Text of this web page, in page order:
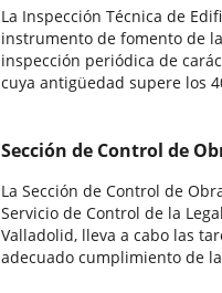
La Inspección Técnica de
instrumento de fomento de
inspección periódica de
cuya antigüedad supere los
Sección de Control de
La Sección de Control de
Servicio de Control de la
Valladolid, lleva a cabo las
adecuado cumplimiento de